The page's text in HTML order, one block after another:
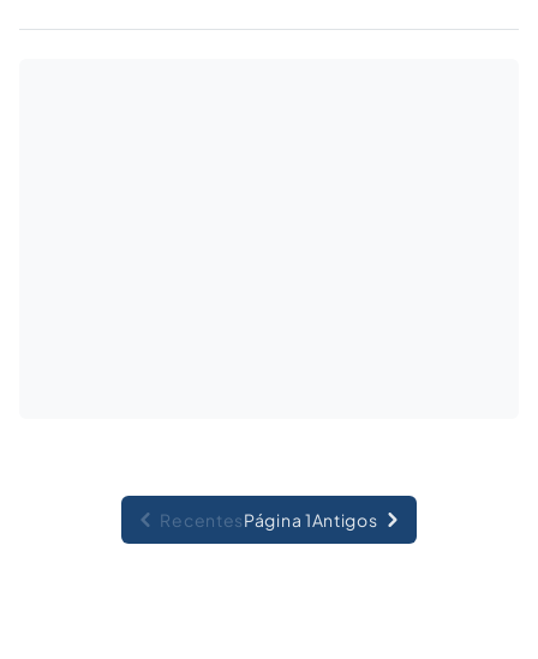
explicando o que seria o preceito
RecentesPágina 1Antigos